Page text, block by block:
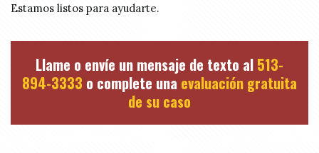
Estamos listos para ayudarte.
Llame o envíe un mensaje de texto al 513-
894-3333 o complete una evaluación gratuita
de su caso